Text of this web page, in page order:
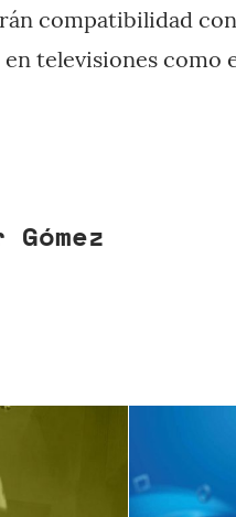
compatibilidad
en televisiones como
Gómez